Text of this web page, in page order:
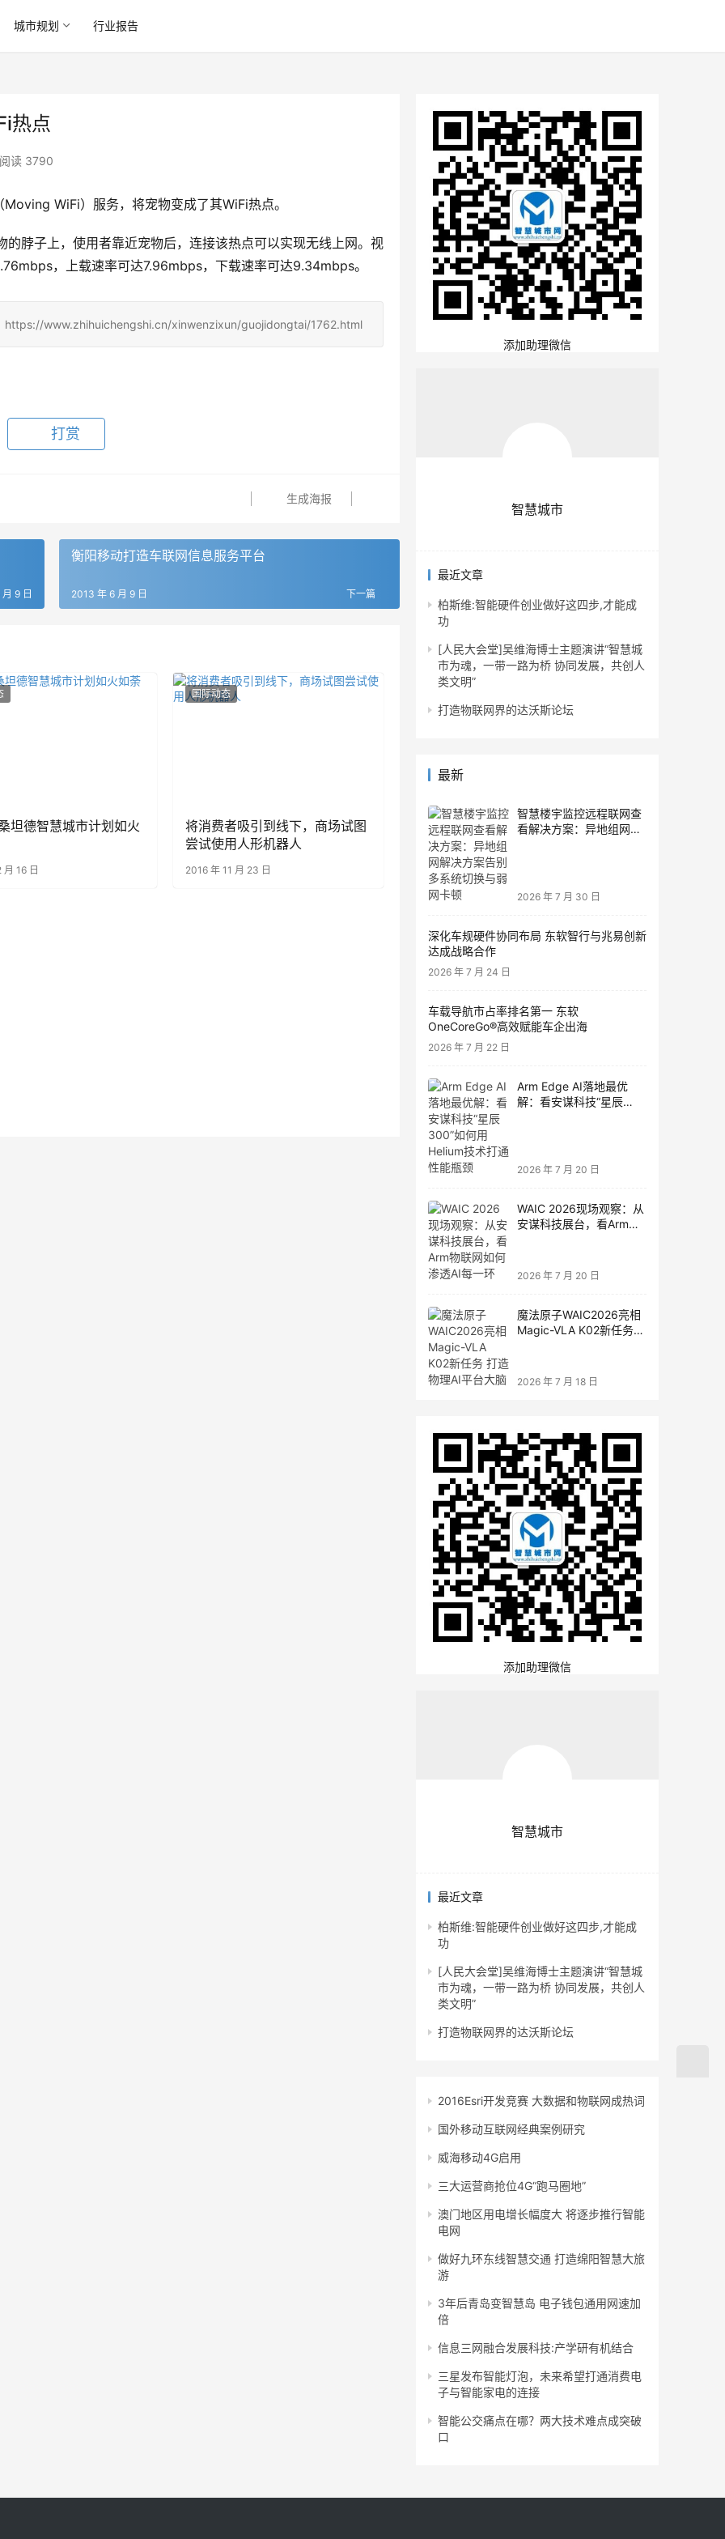
城市规划 行业报告
热点
阅读 3790
WiFi）服务，将宠物变成了其WiFi热点。
脖子上，使用者靠近宠物后，连接该热点可以实现无线上网。视
，上载速率可达7.96mbps，下载速率可达9.34mbps。
https://www.zhihuichengshi.cn/xinwenzixun/guojidongtai/1762.html
打赏
生成海报
9 日
衡阳移动打造车联网信息服务平台
下一篇
2013 年 6 月 9 日
坦德智慧城市计划如火
16 日
国际动态
将消费者吸引到线下，商场试图
尝试使用人形机器人
2016 年 11 月 23 日
添加助理微信
智慧城市
最近文章
柏斯维:智能硬件创业做好这四步,才能成
功
[人民大会堂]吴维海博士主题演讲“智慧城
市为魂，一带一路为桥 协同发展，共创人
类文明”
打造物联网界的达沃斯论坛
最新
智慧楼宇监控远程联网查
看解决方案：异地组网解
2026 年 7 月 30 日
深化车规硬件协同布局 东软智行与兆易创新
达成战略合作
2026 年 7 月 24 日
车载导航市占率排名第一 东软
OneCoreGo®高效赋能车企出海
2026 年 7 月 22 日
Arm Edge AI落地最优
解：看安谋科技“星辰
2026 年 7 月 20 日
WAIC 2026现场观察：从
安谋科技展台，看Arm物
2026 年 7 月 20 日
魔法原子WAIC2026亮相
Magic-VLA K02新任务
2026 年 7 月 18 日
添加助理微信
智慧城市
最近文章
柏斯维:智能硬件创业做好这四步,才能成
功
[人民大会堂]吴维海博士主题演讲“智慧城
市为魂，一带一路为桥 协同发展，共创人
类文明”
打造物联网界的达沃斯论坛
2016Esri开发竞赛 大数据和物联网成热词
国外移动互联网经典案例研究
威海移动4G启用
三大运营商抢位4G“跑马圈地”
澳门地区用电增长幅度大 将逐步推行智能
电网
做好九环东线智慧交通 打造绵阳智慧大旅
游
3年后青岛变智慧岛 电子钱包通用网速加
倍
信息三网融合发展科技:产学研有机结合
三星发布智能灯泡，未来希望打通消费电
子与智能家电的连接
智能公交痛点在哪？两大技术难点成突破
口